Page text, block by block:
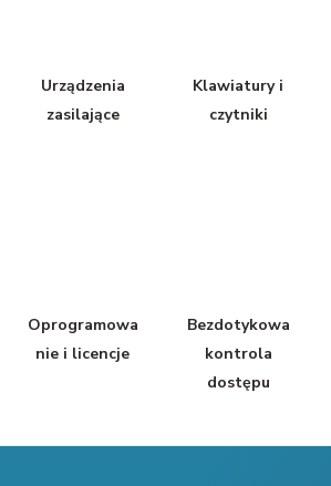
Urządzenia
zasilające
Klawiatury i
czytniki
Oprogramowa
nie i licencje
Bezdotykowa
kontrola
dostępu